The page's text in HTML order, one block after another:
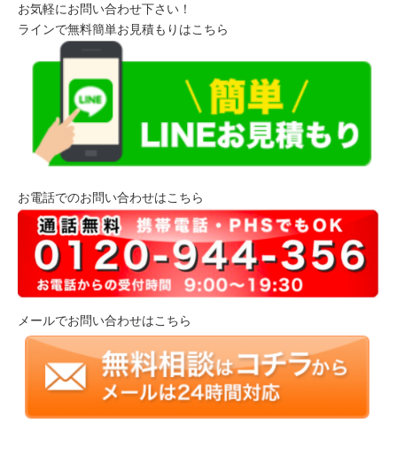
お気軽にお問い合わせ下さい！
ラインで無料簡単お見積もりはこちら
お電話でのお問い合わせはこちら
メールでお問い合わせはこちら